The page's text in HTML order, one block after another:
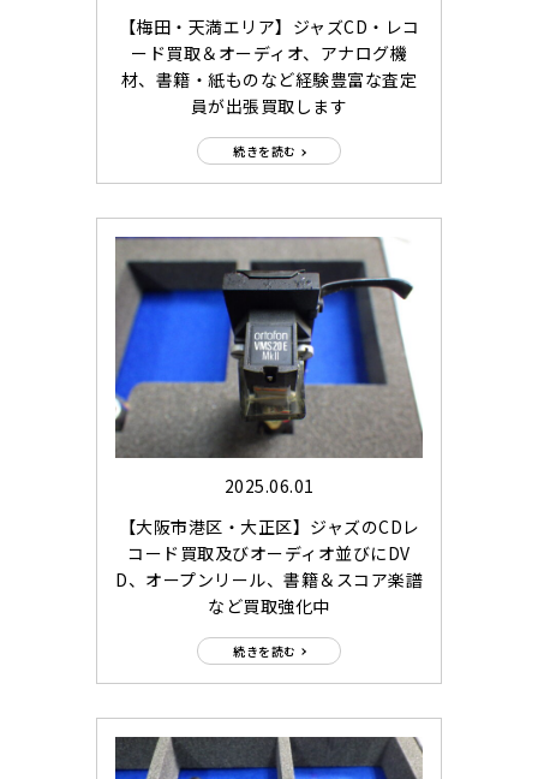
【梅田・天満エリア】ジャズCD・レコ
ード買取＆オーディオ、アナログ機
材、書籍・紙ものなど経験豊富な査定
員が出張買取します
続きを読む
2025.06.01
【大阪市港区・大正区】ジャズのCDレ
コード買取及びオーディオ並びにDV
D、オープンリール、書籍＆スコア楽譜
など買取強化中
続きを読む